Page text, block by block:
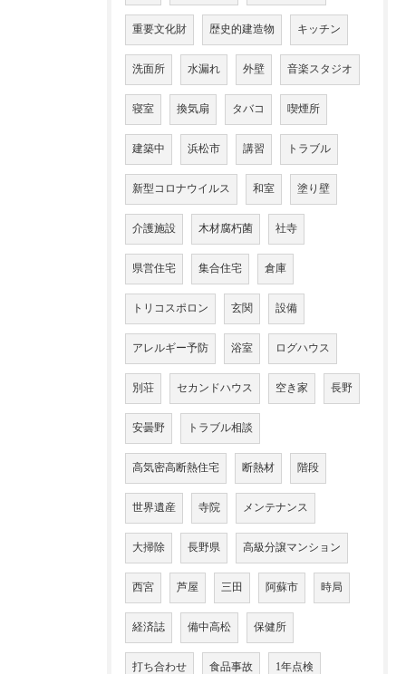
重要文化財 歴史的建造物 キッチン
洗面所 水漏れ 外壁 音楽スタジオ
寝室 換気扇 タバコ 喫煙所
建築中 浜松市 講習 トラブル
新型コロナウイルス 和室 塗り壁
介護施設 木材腐朽菌 社寺
県営住宅 集合住宅 倉庫
トリコスポロン 玄関 設備
アレルギー予防 浴室 ログハウス
別荘 セカンドハウス 空き家 長野
安曇野 トラブル相談
高気密高断熱住宅 断熱材 階段
世界遺産 寺院 メンテナンス
大掃除 長野県 高級分譲マンション
西宮 芦屋 三田 阿蘇市 時局
経済誌 備中高松 保健所
打ち合わせ 食品事故 1年点検